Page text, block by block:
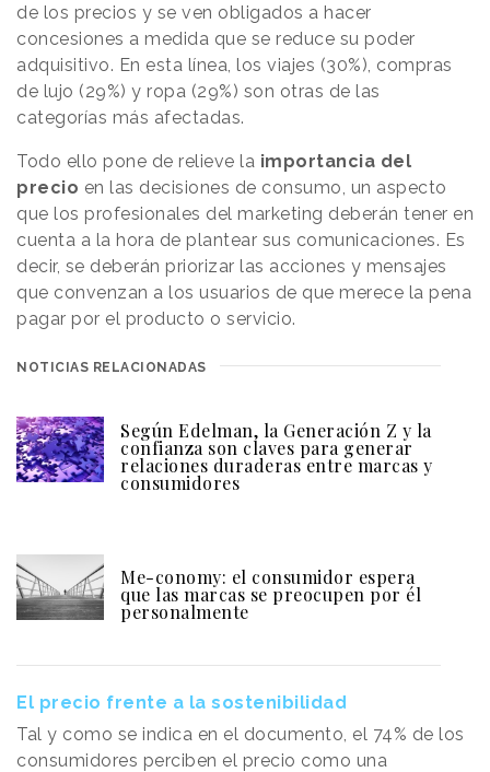
de los precios y se ven obligados a hacer
concesiones a medida que se reduce su poder
adquisitivo. En esta línea, los viajes (30%), compras
de lujo (29%) y ropa (29%) son otras de las
categorías más afectadas.
Todo ello pone de relieve la importancia del
precio en las decisiones de consumo, un aspecto
que los profesionales del marketing deberán tener en
cuenta a la hora de plantear sus comunicaciones. Es
decir, se deberán priorizar las acciones y mensajes
que convenzan a los usuarios de que merece la pena
pagar por el producto o servicio.
NOTICIAS RELACIONADAS
Según Edelman, la Generación Z y la
confianza son claves para generar
relaciones duraderas entre marcas y
consumidores
Me-conomy: el consumidor espera
que las marcas se preocupen por él
personalmente
El precio frente a la sostenibilidad
Tal y como se indica en el documento, el 74% de los
consumidores perciben el precio como una